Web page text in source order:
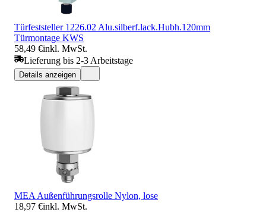
Türfeststeller 1226.02 Alu.silberf.lack.Hubh.120mm
Türmontage KWS
58,49 €inkl. MwSt.
Lieferung bis 2-3 Arbeitstage
Details anzeigen
MEA Außenführungsrolle Nylon, lose
18,97 €inkl. MwSt.